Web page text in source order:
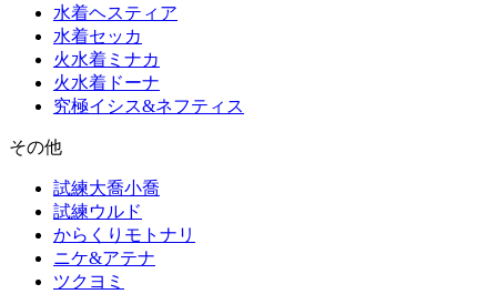
水着ヘスティア
水着セッカ
火水着ミナカ
火水着ドーナ
究極イシス&ネフティス
その他
試練大喬小喬
試練ウルド
からくりモトナリ
ニケ&アテナ
ツクヨミ